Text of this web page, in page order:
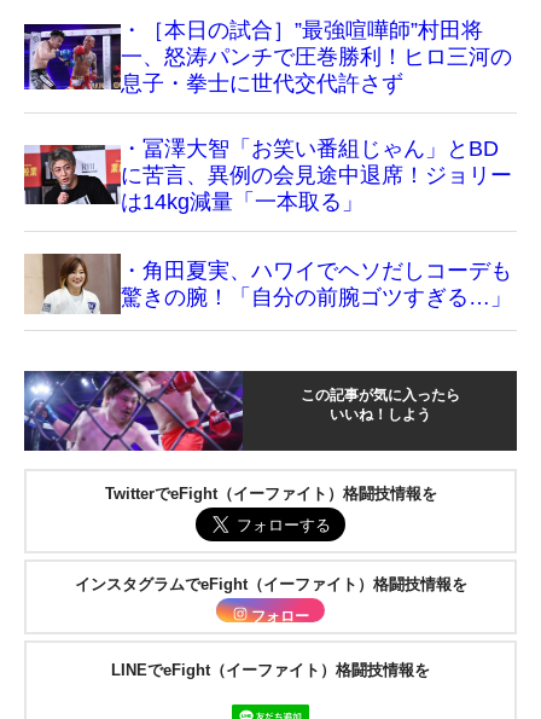
・［本日の試合］”最強喧嘩師”村田将
一、怒涛パンチで圧巻勝利！ヒロ三河の
息子・拳士に世代交代許さず
・冨澤大智「お笑い番組じゃん」とBD
に苦言、異例の会見途中退席！ジョリー
は14kg減量「一本取る」
・角田夏実、ハワイでヘソだしコーデも
驚きの腕！「自分の前腕ゴツすぎる…」
この記事が気に入ったら
いいね！しよう
TwitterでeFight（イーファイト）格闘技情報を
インスタグラムでeFight（イーファイト）格闘技情報を
フォロー
LINEでeFight（イーファイト）格闘技情報を